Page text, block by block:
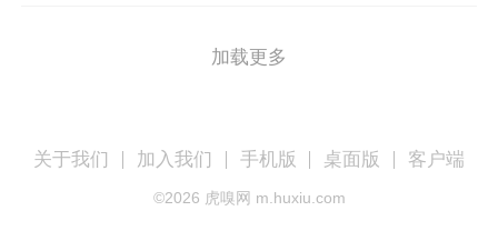
加载更多
关于我们 加入我们 手机版 桌面版 客户端
©2026 虎嗅网 m.huxiu.com